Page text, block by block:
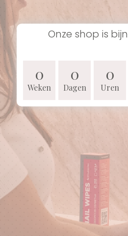
Onze shop is
0
Weken
0
Dagen
0
Uren